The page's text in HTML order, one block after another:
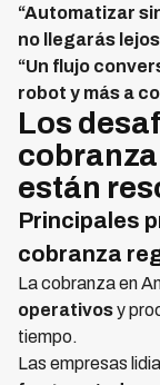
“Automatizar
no llegarás
“Un flujo
robot y más a
Los
están
Principales
cobranza
La cobranza en
operativosy
tiempo.
Las empresas